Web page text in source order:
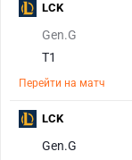
Gen.G
T1
Перейти на матч
LCK
Gen.G
LCK